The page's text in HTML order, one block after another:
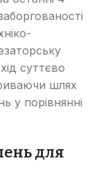
суттєво
шлях
у порівнянні
для